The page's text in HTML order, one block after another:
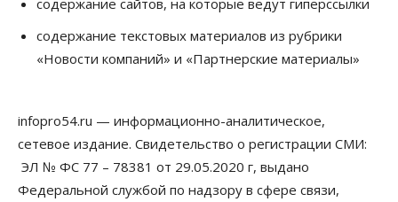
содержание текстовых материалов из рубрики
«Новости компаний» и «Партнерские материалы»
infopro54.ru — информационно-аналитическое,
сетевое издание. Свидетельство о регистрации СМИ:
ЭЛ № ФС 77 – 78381 от 29.05.2020 г, выдано
Федеральной службой по надзору в сфере связи,